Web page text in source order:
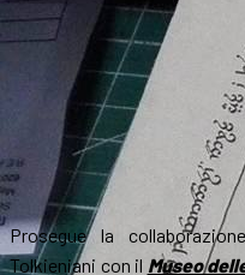
Prosegue la
Tolkieniani con il Museo